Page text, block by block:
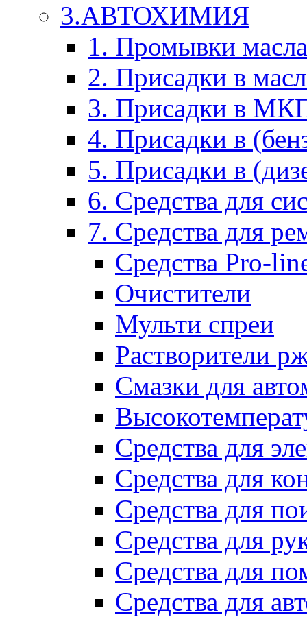
3.АВТОХИМИЯ
1. Промывки масла
2. Присадки в
3. Присадки в
4. Присадки в
5. Присадки в
6. Средства для
7. Средства для
Средства Pro-
Очистители
Мульти спреи
Растворители
Смазки для
Средства для
Средства для
Средства для
Средства для
Средства для
Средства для